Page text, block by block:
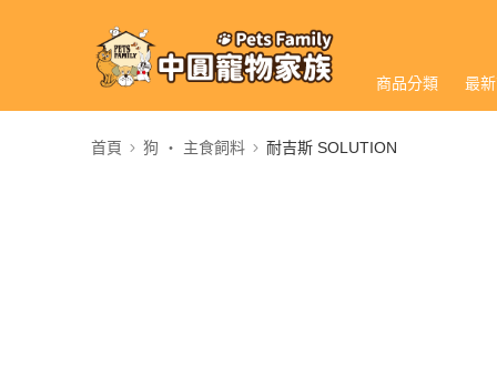
商品分類 最
首頁 狗 ‧ 主食飼料 耐吉斯 SOLUTION